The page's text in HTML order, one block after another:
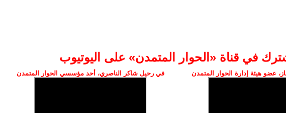
في قناة ‫«الحوار المتمدن» على اليوتيوب
عضو هيئة إدارة الحوار المتمدن في رحيل شاكر الناصري، أحد مؤسسي الحوار المتمدن